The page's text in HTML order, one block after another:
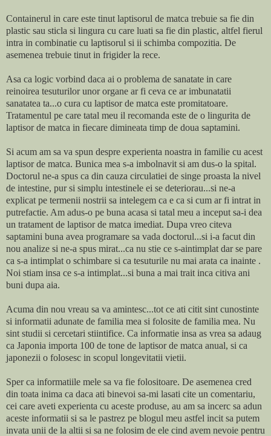
Containerul in care este tinut laptisorul de matca trebuie sa fie din
plastic sau sticla si lingura cu care luati sa fie din plastic, altfel fierul
intra in combinatie cu laptisorul si ii schimba compozitia. De
asemenea trebuie tinut in frigider la rece.
Asa ca logic vorbind daca ai o problema de sanatate in care
reinoirea tesuturilor unor organe ar fi ceva ce ar imbunatatii
sanatatea ta...o cura cu laptisor de matca este promitatoare.
Tratamentul pe care tatal meu il recomanda este de o lingurita de
laptisor de matca in fiecare dimineata timp de doua saptamini.
Si acum am sa va spun despre experienta noastra in familie cu acest
laptisor de matca. Bunica mea s-a imbolnavit si am dus-o la spital.
Doctorul ne-a spus ca din cauza circulatiei de singe proasta la nivel
de intestine, pur si simplu intestinele ei se deteriorau...si ne-a
explicat pe termenii nostrii sa intelegem ca e ca si cum ar fi intrat in
putrefactie. Am adus-o pe buna acasa si tatal meu a inceput sa-i dea
un tratament de laptisor de matca imediat. Dupa vreo citeva
saptamini buna avea programare sa vada doctorul...si i-a facut din
nou analize si ne-a spus mirat...ca nu stie ce s-aintimplat dar se pare
ca s-a intimplat o schimbare si ca tesuturile nu mai arata ca inainte .
Noi stiam insa ce s-a intimplat...si buna a mai trait inca citiva ani
buni dupa aia.
Acuma din nou vreau sa va amintesc...tot ce ati citit sint cunostinte
si informatii adunate de familia mea si folosite de familia mea. Nu
sint studii si cercetari stiintifice. Ca informatie insa as vrea sa adaug
ca Japonia importa 100 de tone de laptisor de matca anual, si ca
japonezii o folosesc in scopul longevitatii vietii.
Sper ca informatiile mele sa va fie folositoare. De asemenea cred
din toata inima ca daca ati binevoi sa-mi lasati cite un comentariu,
cei care aveti experienta cu aceste produse, au am sa incerc sa adun
aceste informatii si sa le pastrez pe blogul meu astfel incit sa putem
invata unii de la altii si sa ne folosim de ele cind avem nevoie pentru